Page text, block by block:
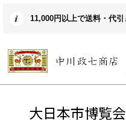
11,000円以上で送料・代
大日本市博覧会